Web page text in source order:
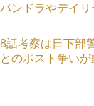
ンドラやデイリ
話考察は日下部
のポスト争いが